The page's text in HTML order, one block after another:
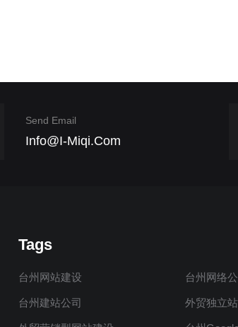
Send Email
Info@i-Miqi.com
Tags
台州网站建设 台州网络
台州建站公司 外贸独立